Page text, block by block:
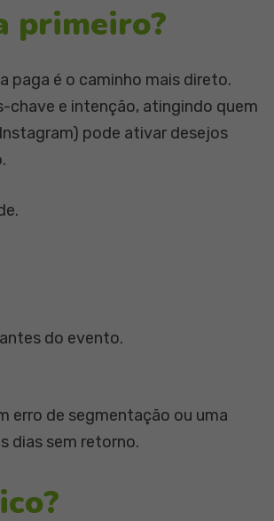
primeiro?
paga é o caminho mais direto.
e intenção, atingindo quem
pode ativar desejos
do evento.
erro de segmentação ou uma
dias sem retorno.